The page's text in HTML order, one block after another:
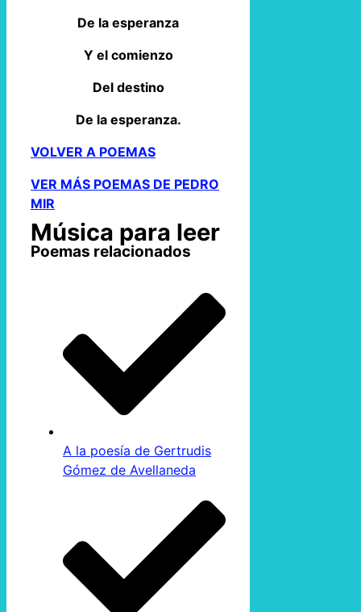
De la esperanza
Y el comienzo
Del destino
De la esperanza.
VOLVER A POEMAS
VER MÁS POEMAS DE PEDRO
MIR
Música para leer
Poemas relacionados
A la poesía de Gertrudis
Gómez de Avellaneda